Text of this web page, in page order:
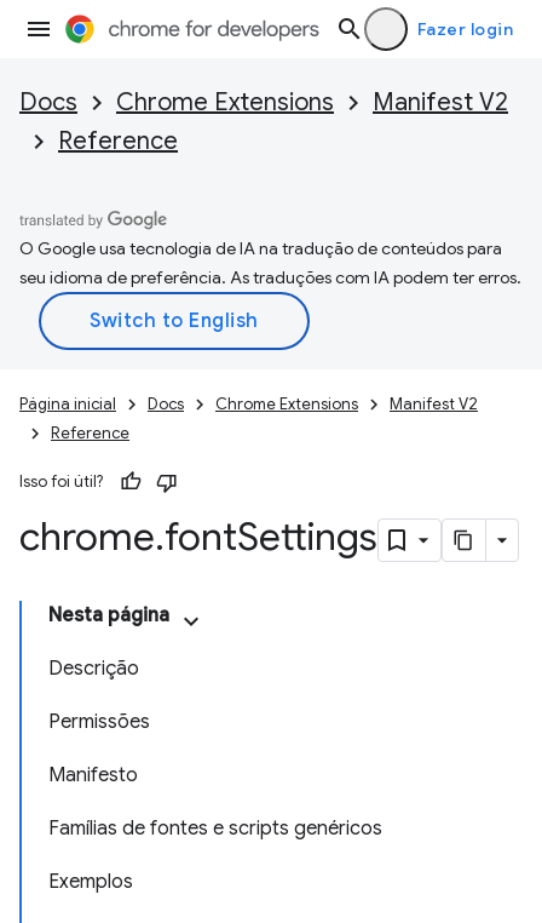
Fazer login
Docs Chrome Extensions
Manifest V2
Reference
O Google usa tecnologia de IA na tradução de conteúdos para
seu idioma de preferência. As traduções com IA podem ter erros.
Página inicial Docs Chrome Extensions
Manifest V2
Reference
Isso foi útil?
chrome.fontSettings
Nesta página
Descrição
Permissões
Manifesto
Famílias de fontes e scripts genéricos
Exemplos